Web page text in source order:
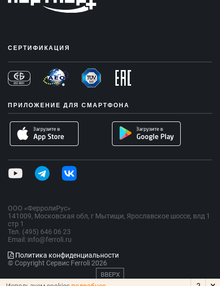
СЕРТИФИКАЦИЯ
ПРИЛОЖЕНИЕ ДЛЯ СМАРТФОНА
ООО «ФерролиРус»
141009, Московская обл, г Мытищи, Ярославское шоссе, влд 1
стр 1
Тел. (495) 646 06 23
Email: info@ferroli.ru
Политика конфиденциальности
© Copyright Сервис Ferroli 2026
ВВЕРХ